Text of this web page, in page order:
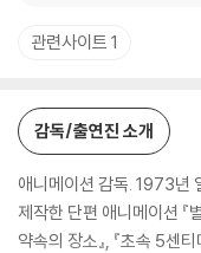
관련사이트 1
감독/출연진 소개
애니메이션 감독. 1973년
제작한 단편 애니메이션 『
약속의 장소』, 『초속 5센티